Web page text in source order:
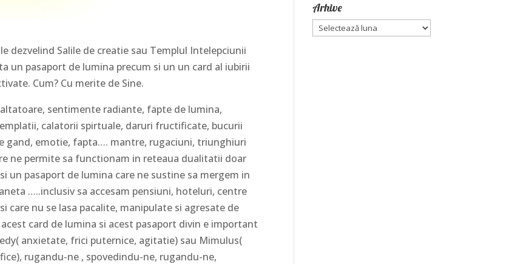
dezvelind Salile de creatie sau Templul Intelepciunii
un pasaport de lumina precum si un un card al iubirii
Cum? Cu merite de Sine.
sentimente radiante, fapte de lumina,
calatorii spirtuale, daruri fructificate, bucurii
gand, emotie, fapta…. mantre, rugaciuni, triunghiuri
ne permite sa functionam in reteaua dualitatii doar
un pasaport de lumina care ne sustine sa mergem in
…..inclusiv sa accesam pensiuni, hoteluri, centre
care nu se lasa pacalite, manipulate si agresate de
card de lumina si acest pasaport divin e important
anxietate, frici puternice, agitatie) sau Mimulus(
rugandu-ne , spovedindu-ne, rugandu-ne,
Arhive
Arhive